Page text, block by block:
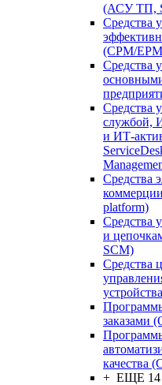
(АСУ ТП,
Средства
(CPM/
Средства
Средства
службой,
и ИТ-
Средства
platform)
Средства
и
SCM)
Средства
заказами
качества
+ ЕЩЕ 14